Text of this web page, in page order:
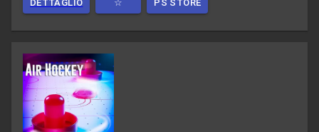
DETTAGLIO ☆ PS STORE